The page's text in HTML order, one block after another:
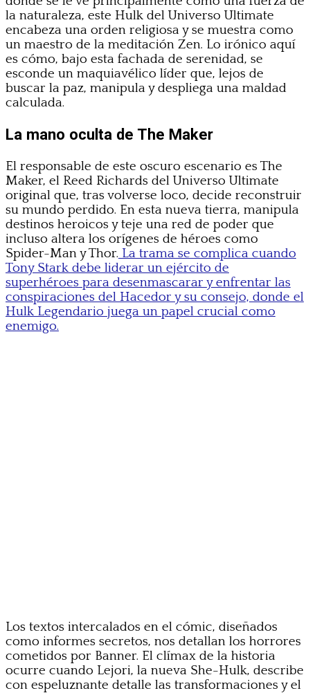
la naturaleza, este Hulk del Universo Ultimate
encabeza una orden religiosa y se muestra como
un maestro de la meditación Zen. Lo irónico aquí
es cómo, bajo esta fachada de serenidad, se
esconde un maquiavélico líder que, lejos de
buscar la paz, manipula y despliega una maldad
calculada.
La mano oculta de The Maker
El responsable de este oscuro escenario es The
Maker, el Reed Richards del Universo Ultimate
original que, tras volverse loco, decide reconstruir
su mundo perdido. En esta nueva tierra, manipula
destinos heroicos y teje una red de poder que
incluso altera los orígenes de héroes como
Spider-Man y Thor. La trama se complica cuando
Tony Stark debe liderar un ejército de
superhéroes para desenmascarar y enfrentar las
conspiraciones del Hacedor y su consejo, donde el
Hulk Legendario juega un papel crucial como
enemigo.
Los textos intercalados en el cómic, diseñados
como informes secretos, nos detallan los horrores
cometidos por Banner. El clímax de la historia
ocurre cuando Lejori, la nueva She-Hulk, describe
con espeluznante detalle las transformaciones y el